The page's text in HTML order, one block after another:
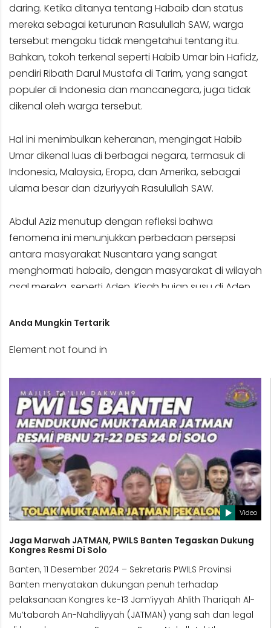
daring. Ketika ditanya tentang Habaib dan status
mereka sebagai keturunan Rasulullah SAW, warga
tersebut mengaku tidak mengetahui tentang itu.
Bahkan, tokoh terkenal seperti Habib Umar bin Hafidz,
pendiri Ribath Darul Mustafa di Tarim, yang sangat
populer di Indonesia dan mancanegara, juga tidak
dikenal oleh warga tersebut.
Hal ini menimbulkan keheranan, mengingat Habib
Umar dikenal luas di berbagai negara, termasuk di
Indonesia, Malaysia, Eropa, dan Amerika, sebagai
ulama besar dan dzuriyyah Rasulullah SAW.
Abdul Aziz menutup dengan refleksi bahwa
fenomena ini menunjukkan perbedaan persepsi
antara masyarakat Nusantara yang sangat
menghormati habaib, dengan masyarakat di wilayah
asal mereka, seperti Aden. Kisah hujan susu di Aden
habaib menjadi pengingat untuk terus menggali dan
menyeluruh.
Anda Mungkin Tertarik
Element not found in
Video
Jaga Marwah JATMAN, PWILS Banten Tegaskan Dukung
Kongres Resmi Di Solo
Banten, 11 Desember 2024 – Sekretaris PWILS Provinsi
Banten menyatakan dukungan penuh terhadap
pelaksanaan Kongres ke-13 Jam’iyyah Ahlith Thariqah Al-
Mu’tabarah An-Nahdliyyah (JATMAN) yang sah dan legal